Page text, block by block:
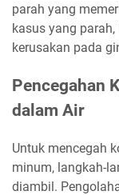
parah yang
kasus yang
kerusakan pada
Pencegahan
dalam Air
Untuk mencegah
minum, langkah-
diambil.